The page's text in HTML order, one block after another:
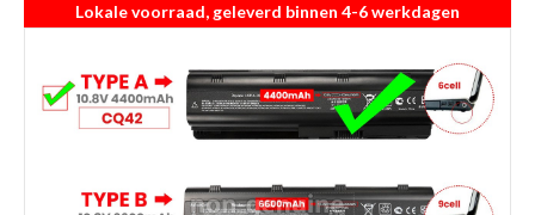
Lokale voorraad, geleverd binnen 4-6 werkdagen